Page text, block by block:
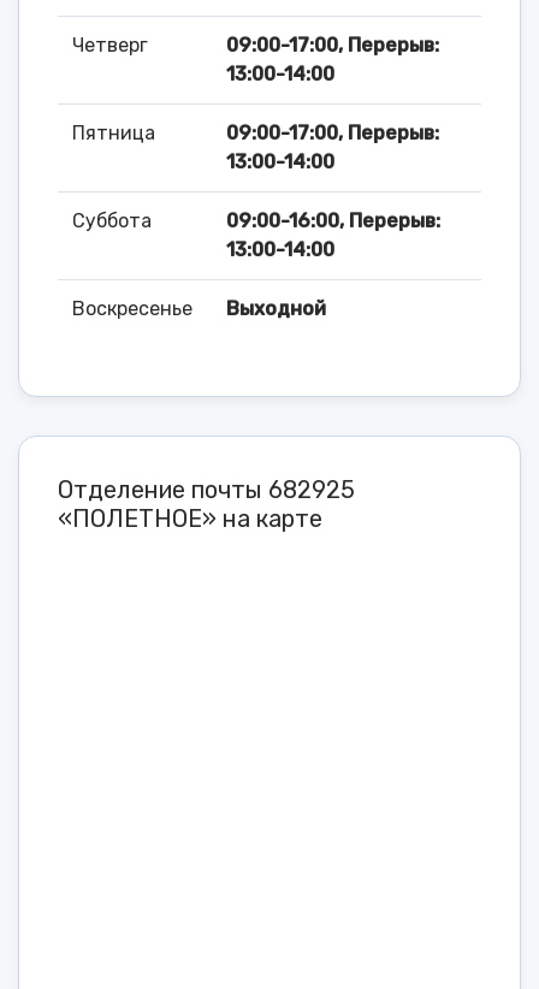
Четверг
09:00-17:00, Перерыв:
13:00-14:00
Пятница
09:00-17:00, Перерыв:
13:00-14:00
Суббота
09:00-16:00, Перерыв:
13:00-14:00
Воскресенье Выходной
Отделение почты 682925
«ПОЛЕТНОЕ» на карте